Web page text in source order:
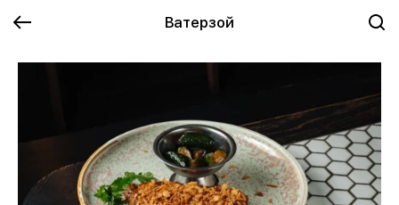
Ватерзой